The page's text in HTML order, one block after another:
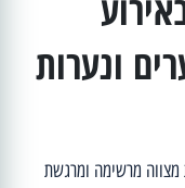
ל-14 נערים ונערות
מרשימה ומרגשת